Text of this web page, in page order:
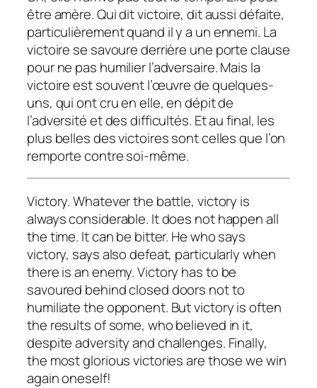
être amère. Qui dit victoire, dit aussi défaite,
particulièrement quand il y a un ennemi. La
victoire se savoure derrière une porte clause
pour ne pas humilier l’adversaire. Mais la
victoire est souvent l’œuvre de quelques-
uns, qui ont cru en elle, en dépit de
l’adversité et des difficultés. Et au final, les
plus belles des victoires sont celles que l’on
remporte contre soi-même.
Victory. Whatever the battle, victory is
always considerable. It does not happen all
the time. It can be bitter. He who says
victory, says also defeat, particularly when
there is an enemy. Victory has to be
savoured behind closed doors not to
humiliate the opponent. But victory is often
the results of some, who believed in it,
despite adversity and challenges. Finally,
the most glorious victories are those we win
again oneself!